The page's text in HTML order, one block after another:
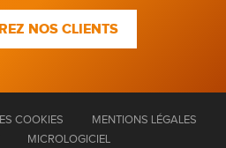
NOS CLIENTS
COOKIES
MENTIONS LÉGALES
MICROLOGICIEL